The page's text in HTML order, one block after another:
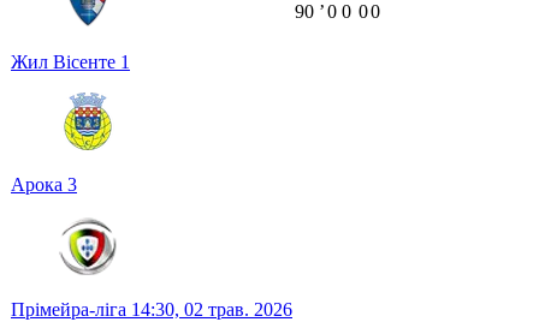
Жил Вісенте 1
Арока 3
90 ʼ0 0 00
Прімейра-ліга 14:30, 02 трав. 2026